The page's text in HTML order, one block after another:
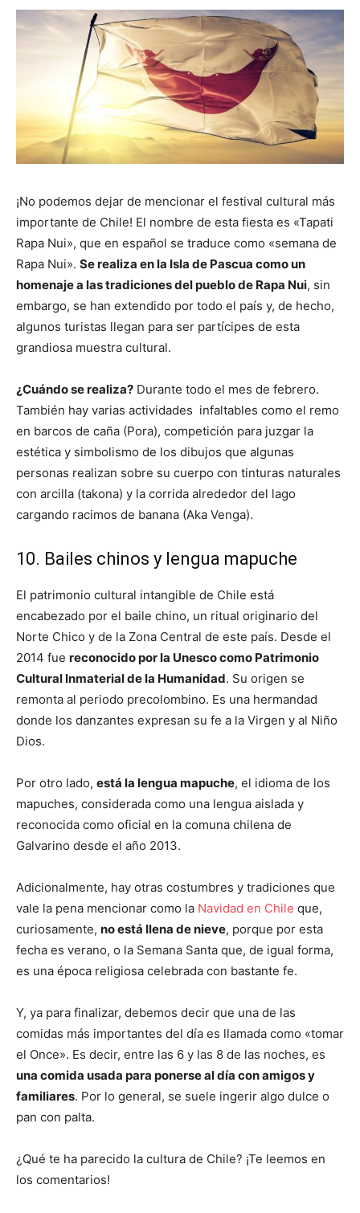
¡No podemos dejar de mencionar el festival cultural más
importante de Chile! El nombre de esta fiesta es «Tapati
Rapa Nui», que en español se traduce como «semana de
Rapa Nui». Se realiza en la Isla de Pascua como un
homenaje a las tradiciones del pueblo de Rapa Nui, sin
embargo, se han extendido por todo el país y, de hecho,
algunos turistas llegan para ser partícipes de esta
grandiosa muestra cultural.
¿Cuándo se realiza? Durante todo el mes de febrero.
También hay varias actividades infaltables como el remo
en barcos de caña (Pora), competición para juzgar la
estética y simbolismo de los dibujos que algunas
personas realizan sobre su cuerpo con tinturas naturales
con arcilla (takona) y la corrida alrededor del lago
cargando racimos de banana (Aka Venga).
10. Bailes chinos y lengua mapuche
El patrimonio cultural intangible de Chile está
encabezado por el baile chino, un ritual originario del
Norte Chico y de la Zona Central de este país. Desde el
2014 fue reconocido por la Unesco como Patrimonio
Cultural Inmaterial de la Humanidad. Su origen se
remonta al periodo precolombino. Es una hermandad
donde los danzantes expresan su fe a la Virgen y al Niño
Dios.
Por otro lado, está la lengua mapuche, el idioma de los
mapuches, considerada como una lengua aislada y
reconocida como oficial en la comuna chilena de
Galvarino desde el año 2013.
Adicionalmente, hay otras costumbres y tradiciones que
vale la pena mencionar como la Navidad en Chile que,
curiosamente, no está llena de nieve, porque por esta
fecha es verano, o la Semana Santa que, de igual forma,
es una época religiosa celebrada con bastante fe.
Y, ya para finalizar, debemos decir que una de las
comidas más importantes del día es llamada como «tomar
el Once». Es decir, entre las 6 y las 8 de las noches, es
una comida usada para ponerse al día con amigos y
familiares. Por lo general, se suele ingerir algo dulce o
pan con palta.
¿Qué te ha parecido la cultura de Chile? ¡Te leemos en
los comentarios!